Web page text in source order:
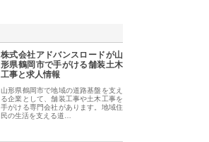
株式会社アドバンスロードが山
形県鶴岡市で手がける舗装土木
工事と求人情報
山形県鶴岡市で地域の道路基盤を支え
る企業として、舗装工事や土木工事を
手がける専門会社があります。地域住
民の生活を支える道…